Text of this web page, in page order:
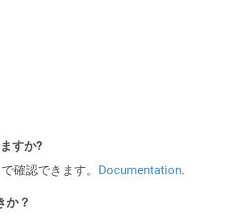
すか?
確認できます。 Documentation.
か？